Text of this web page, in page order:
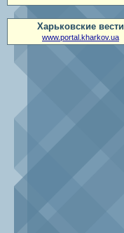
Харьковские вести
www.portal.kharkov.ua